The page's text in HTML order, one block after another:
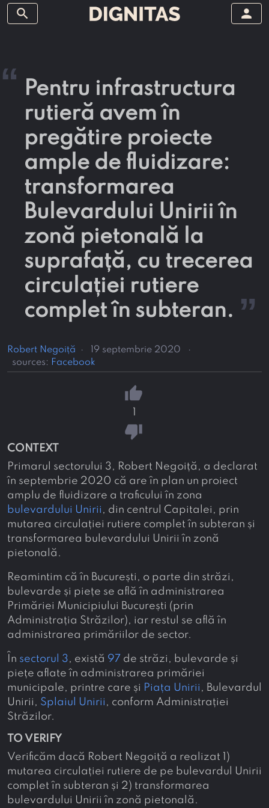
search person
“ Pentru infrastructura
rutieră avem în
pregătire proiecte
ample de fluidizare:
transformarea
Bulevardului Unirii în
zonă pietonală la
suprafață, cu trecerea
circulației rutiere
complet în subteran. ”
Robert Negoiță · 19 septembrie 2020
·
sources: Facebook
thumb_up
thumb_down
CONTEXT
Primarul sectorului 3, Robert Negoiță, a declarat
în septembrie 2020 că are în plan un proiect
amplu de fluidizare a traficului în zona
bulevardului Unirii , din centrul Capitalei, prin
mutarea circulației rutiere complet în subteran și
transformarea bulevardului Unirii în zonă
pietonală.
Reamintim că în București, o parte din străzi,
bulevarde și piețe se află în administrarea
Primăriei Municipiului București (prin
Administrația Străzilor), iar restul se află în
administrarea primăriilor de sector.
În sectorul 3, există 97 de străzi, bulevarde și
piețe aflate în administrarea primăriei
municipale, printre care și Piața Unirii , Bulevardul
Unirii, Splaiul Unirii , conform Administrației
Străzilor.
TO VERIFY
Verificăm dacă Robert Negoiță a realizat 1)
mutarea circulației rutiere de pe bulevardul Unirii
complet în subteran și 2) transformarea
bulevardului Unirii în zonă pietonală.